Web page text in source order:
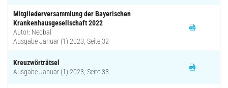
Mitgliederversammlung der Bayerischen
Krankenhausgesellschaft 2022
Autor: Nedbal
Ausgabe Januar (1) 2023, Seite 32
Kreuzwörträtsel
Ausgabe Januar (1) 2023, Seite 33